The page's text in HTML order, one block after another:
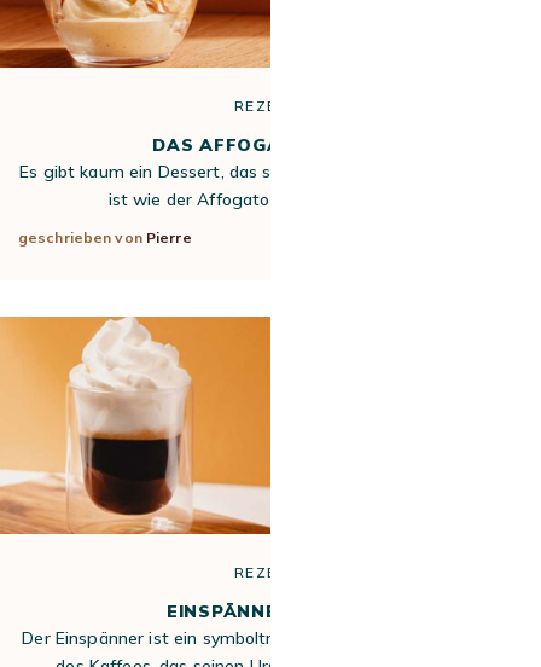
REZEPTE
DAS AFFOGATO REZEPT
Es gibt kaum ein Dessert, das so simpel und zugleich so genial
ist wie der Affogato al cafe. Stellen Sie…
geschrieben von Pierre
REZEPTE
EINSPÄNNER-REZEPT
Der Einspänner ist ein symbolträchtiges Getränk aus der Welt